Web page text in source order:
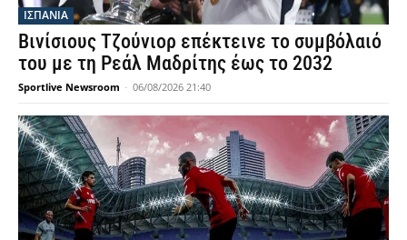
ΙΣΠΑΝΙΑ
Βινίσιους Τζούνιορ επέκτεινε το συμβόλαιό
του με τη Ρεάλ Μαδρίτης έως το 2032
Sportlive Newsroom - 06/08/2026 21:40